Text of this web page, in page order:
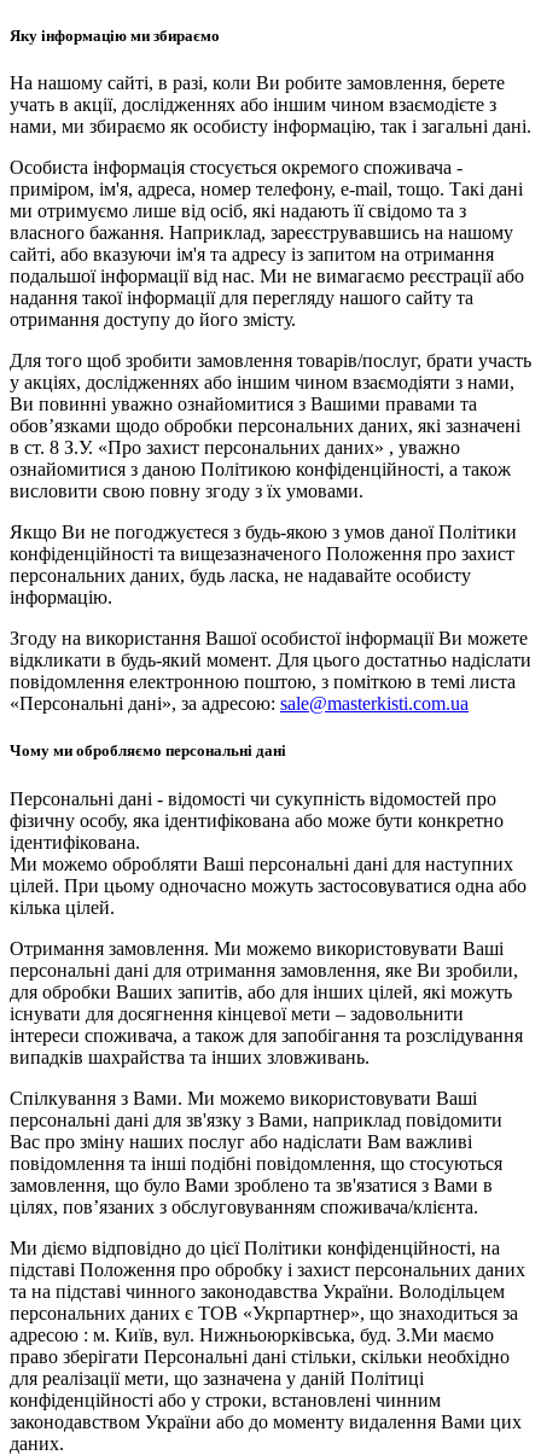
Яку інформацію ми збираємо
На нашому сайті, в разі, коли Ви робите замовлення, берете
учать в акції, дослідженнях або іншим чином взаємодієте з
нами, ми збираємо як особисту інформацію, так і загальні дані.
Особиста інформація стосується окремого споживача -
приміром, ім'я, адреса, номер телефону, e-mail, тощо. Такі дані
ми отримуємо лише від осіб, які надають її свідомо та з
власного бажання. Наприклад, зареєструвавшись на нашому
сайті, або вказуючи ім'я та адресу із запитом на отримання
подальшої інформації від нас. Ми не вимагаємо реєстрації або
надання такої інформації для перегляду нашого сайту та
отримання доступу до його змісту.
Для того щоб зробити замовлення товарів/послуг, брати участь
у акціях, дослідженнях або іншим чином взаємодіяти з нами,
Ви повинні уважно ознайомитися з Вашими правами та
обов’язками щодо обробки персональних даних, які зазначені
в ст. 8 З.У. «Про захист персональних даних» , уважно
ознайомитися з даною Політикою конфіденційності, а також
висловити свою повну згоду з їх умовами.
Якщо Ви не погоджуєтеся з будь-якою з умов даної Політики
конфіденційності та вищезазначеного Положення про захист
персональних даних, будь ласка, не надавайте особисту
інформацію.
Згоду на використання Вашої особистої інформації Ви можете
відкликати в будь-який момент. Для цього достатньо надіслати
повідомлення електронною поштою, з поміткою в темі листа
«Персональні дані», за адресою: sale@masterkisti.com.ua
Чому ми обробляємо персональні дані
Персональні дані - відомості чи сукупність відомостей про
фізичну особу, яка ідентифікована або може бути конкретно
ідентифікована.
Ми можемо обробляти Ваші персональні дані для наступних
цілей. При цьому одночасно можуть застосовуватися одна або
кілька цілей.
Отримання замовлення. Ми можемо використовувати Ваші
персональні дані для отримання замовлення, яке Ви зробили,
для обробки Ваших запитів, або для інших цілей, які можуть
існувати для досягнення кінцевої мети – задовольнити
інтереси споживача, а також для запобігання та розслідування
випадків шахрайства та інших зловживань.
Спілкування з Вами. Ми можемо використовувати Ваші
персональні дані для зв'язку з Вами, наприклад повідомити
Вас про зміну наших послуг або надіслати Вам важливі
повідомлення та інші подібні повідомлення, що стосуються
замовлення, що було Вами зроблено та зв'язатися з Вами в
цілях, пов’язаних з обслуговуванням споживача/клієнта.
Ми діємо відповідно до цієї Політики конфіденційності, на
підставі Положення про обробку і захист персональних даних
та на підставі чинного законодавства України. Володільцем
персональних даних є ТОВ «Укрпартнер», що знаходиться за
адресою : м. Київ, вул. Нижньоюркiвська, буд. 3.Ми маємо
право зберігати Персональні дані стільки, скільки необхідно
для реалізації мети, що зазначена у даній Політиці
конфіденційності або у строки, встановлені чинним
законодавством України або до моменту видалення Вами цих
даних.